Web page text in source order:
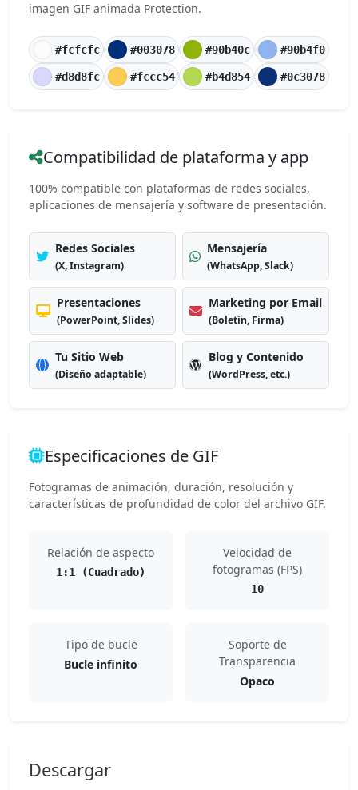
imagen GIF animada Protection.
#fcfcfc #003078 #90b40c #90b4f0
#d8d8fc #fccc54 #b4d854 #0c3078
Compatibilidad de plataforma y app
100% compatible con plataformas de redes sociales,
aplicaciones de mensajería y software de presentación.
Redes Sociales
(X, Instagram)
Mensajería
(WhatsApp, Slack)
Presentaciones
(PowerPoint, Slides)
Marketing por Email
(Boletín, Firma)
Tu Sitio Web
(Diseño adaptable)
Blog y Contenido
(WordPress, etc.)
Especificaciones de GIF
Fotogramas de animación, duración, resolución y
características de profundidad de color del archivo GIF.
Relación de aspecto
1:1 (Cuadrado)
Velocidad de
fotogramas (FPS)
10
Tipo de bucle
Bucle infinito
Soporte de
Transparencia
Opaco
Descargar